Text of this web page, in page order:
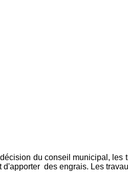
du conseil municipal, les
d'apporter des engrais. Les